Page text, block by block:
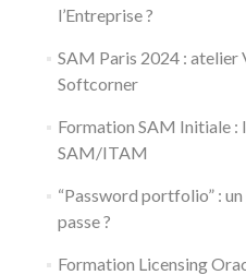
l’Entreprise ?
SAM Paris 2024 :
Softcorner
Formation SAM Initiale :
SAM/ITAM
“Password portfolio” :
passe ?
Formation Licensing